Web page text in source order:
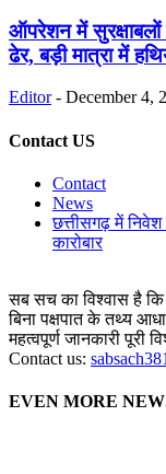
ऑपरेशन में सुरक्षाबलों
ढेर, बड़ी मात्रा में
Editor - December 4,
Contact US
Contact
News
छत्तीसगढ़ में
कारोबार
सब सच का विश्वास है कि
बिना पक्षपात के तथ्य
महत्वपूर्ण जानकारी
Contact us:
EVEN MORE